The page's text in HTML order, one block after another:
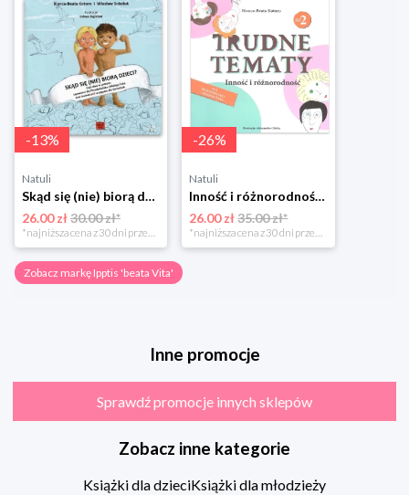
-13%
Natuli
Skąd się (nie) biorą dzieci? Ipptis "beata vita"
26.00 zł30.00 zł*
-26%
Natuli
Inność i różnorodność Ipptis "beata vita"
26.00 zł 35.00 zł*
Zobacz markę Ipptis 'beata Vita'
Inne promocje
Sprawdź promocje innych sklepów
Zobacz inne kategorie
Książki dla dzieciKsiążki dla młodzieży